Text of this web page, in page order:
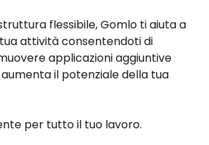
flessibile, Gomlo ti aiuta a
attività consentendoti di
applicazioni aggiuntive
il potenziale della tua
per tutto il tuo lavoro.